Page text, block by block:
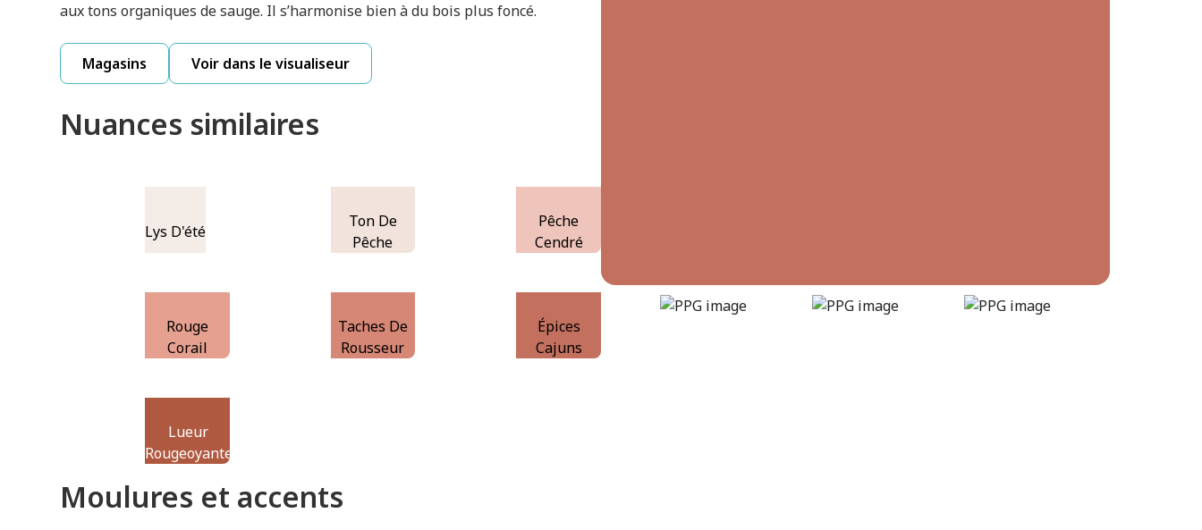
aux tons organiques de sauge. Il s’harmonise bien à du bois plus foncé.
Magasins Voir dans le visualiseur
Nuances similaires
Lys D'été
Ton De
Pêche
Pêche
Cendré
Rouge
Corail
Taches De
Rousseur
Épices
Cajuns
Lueur
Rougeoyante
Moulures et accents
cajun-spice